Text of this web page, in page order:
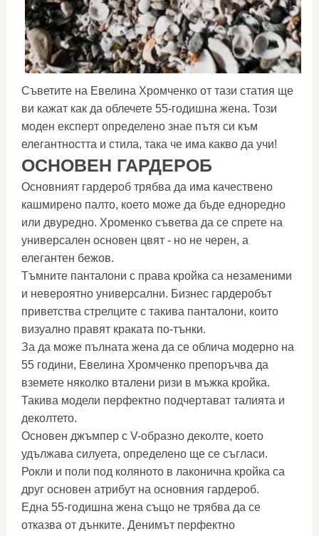
Съветите на Евелина Хромченко от тази статия ще
ви кажат как да облечете 55-годишна жена. Този
моден експерт определено знае пътя си към
елегантността и стила, така че има какво да учи!
ОСНОВЕН ГАРДЕРОБ
Основният гардероб трябва да има качествено
кашмирено палто, което може да бъде едноредно
или двуредно. Хроменко съветва да се спрете на
универсален основен цвят - но не черен, а
елегантен бежов.
Тъмните панталони с права кройка са незаменими
и невероятно универсални. Бизнес гардеробът
приветства стрелците с такива панталони, които
визуално правят краката по-тънки.
За да може пълната жена да се облича модерно на
55 години, Евелина Хромченко препоръчва да
вземете няколко вталени ризи в мъжка кройка.
Такива модели перфектно подчертават талията и
деколтето.
Основен джъмпер с V-образно деколте, което
удължава силуета, определено ще се съгласи.
Рокли и поли под коляното в лаконична кройка са
друг основен атрибут на основния гардероб.
Една 55-годишна жена също не трябва да се
отказва от дънките. Денимът перфектно